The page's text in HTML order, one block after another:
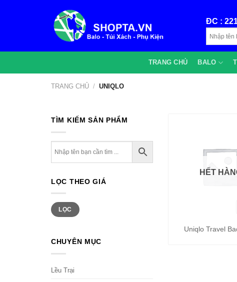
ĐC :
TRANG CHỦ BALO
TRANG CHỦ / UNIQLO
TÌM KIẾM SẢN PHẨM
LỌC THEO GIÁ
Giá
thấp
nhất
Giá
cao
nhất
LỌC
CHUYÊN MỤC
Lều Trại
HẾT
Uniqlo Travel